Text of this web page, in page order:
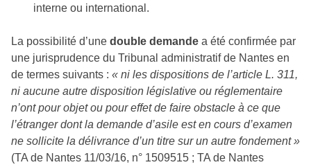
interne ou international.
La possibilité d’une double demande a été confirmée par
une jurisprudence du Tribunal administratif de Nantes en
de termes suivants : « ni les dispositions de l’article L. 311,
ni aucune autre disposition législative ou réglementaire
n’ont pour objet ou pour effet de faire obstacle à ce que
l’étranger dont la demande d’asile est en cours d’examen
ne sollicite la délivrance d’un titre sur un autre fondement »
(TA de Nantes 11/03/16, n° 1509515 ; TA de Nantes